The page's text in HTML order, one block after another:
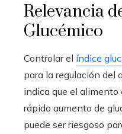
Relevancia
Glucémico
Controlar el índice
para la regulación del
indica que el
rápido aumento de
puede ser riesgoso